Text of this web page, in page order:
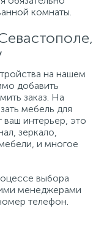
комнаты.
на нашем
добавить
заказ. На
мебель для
интерьер, это
зеркало,
и многое
выбора
менеджерами
телефон.